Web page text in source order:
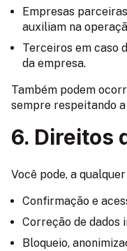
Empresas
auxiliam na
Terceiros em caso
da empresa.
Também podem
sempre respeitando
6. Direitos
Você pode, a
Confirmação e
Correção de dados
Bloqueio,